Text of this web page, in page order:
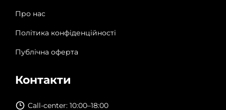
Про нас
Політика конфіденційності
Публічна оферта
Контакти
Call-center: 10:00–18:00